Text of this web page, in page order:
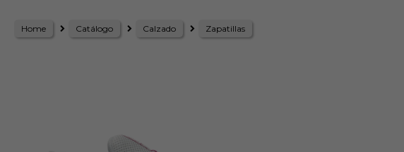
Home Catálogo Calzado Zapatillas